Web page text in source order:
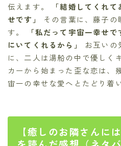
伝えます。
「結婚してくれ
せです」
その言葉に、藤子の
す。
「私だって宇宙一幸せ
にいてくれるから」
お互いの
に、二人は湯船の中で優しく
カーから始まった歪な恋は、
宙一の幸せな愛へとたどり着
【癒しのお隣さんに